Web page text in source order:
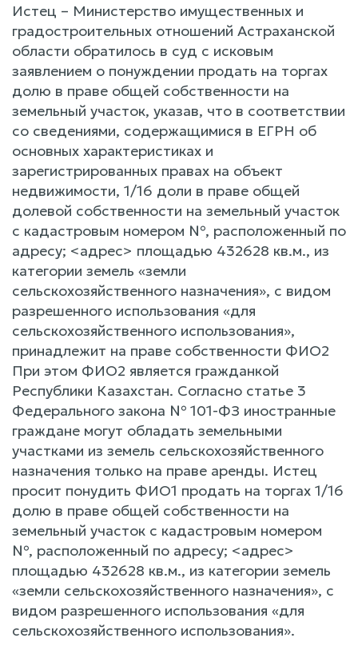
Истец – Министерство имущественных и
градостроительных отношений Астраханской
области обратилось в суд с исковым
заявлением о понуждении продать на торгах
долю в праве общей собственности на
земельный участок, указав, что в соответствии
со сведениями, содержащимися в ЕГРН об
основных характеристиках и
зарегистрированных правах на объект
недвижимости, 1/16 доли в праве общей
долевой собственности на земельный участок
с кадастровым номером №, расположенный по
адресу; <адрес> площадью 432628 кв.м., из
категории земель «земли
сельскохозяйственного назначения», с видом
разрешенного использования «для
сельскохозяйственного использования»,
принадлежит на праве собственности ФИО2
При этом ФИО2 является гражданкой
Республики Казахстан. Согласно статье 3
Федерального закона № 101-ФЗ иностранные
граждане могут обладать земельными
участками из земель сельскохозяйственного
назначения только на праве аренды. Истец
просит понудить ФИО1 продать на торгах 1/16
долю в праве общей собственности на
земельный участок с кадастровым номером
№, расположенный по адресу; <адрес>
площадью 432628 кв.м., из категории земель
«земли сельскохозяйственного назначения», с
видом разрешенного использования «для
сельскохозяйственного использования».